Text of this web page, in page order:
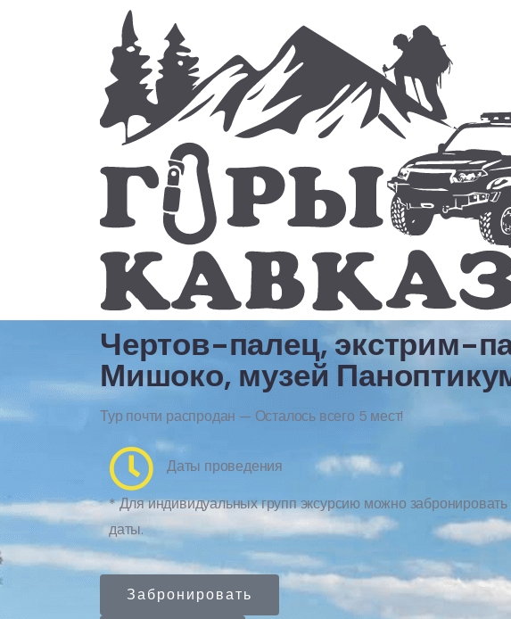
Чертов-палец, экстрим-
Мишоко, музей
Тур почти распродан — Осталось всего 5 мест!
Даты проведения
* Для индивидуальных групп эксурсию можно
даты.
Забронировать